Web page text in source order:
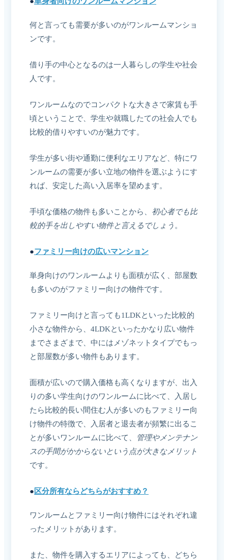
何と言っても需要が多いのがワンルームマンショ
ンです。
借り手の中心となるのは一人暮らしの学生や社会
人です。
ワンルームなのでコンパクトな大きさで家賃も手
頃ということで、学生や就職したての社会人でも
比較的借りやすいのが魅力です。
学生が多い街や通勤に便利なエリアなど、特にワ
ンルームの需要が多い立地の物件を選ぶようにす
れば、安定した高い入居率を望めます。
手頃な価格の物件も多いことから、 初心者でも比
較的手を出しやすい物件と言えるでしょう。
●ファミリー向けの広いマンション
単身向けのワンルームよりも面積が広く、部屋数
も多いのがファミリー向けの物件です。
ファミリー向けと言っても1LDKといった比較的
小さな物件から、4LDKといったかなり広い物件
までさまざまで、中にはメゾネットタイプでもっ
と部屋数が多い物件もあります。
面積が広いので購入価格も高くなりますが、出入
りの多い学生向けのワンルームに比べて、入居し
たら比較的長い間住む人が多いのもファミリー向
け物件の特徴で、入居者と退去者が頻繁に出るこ
とが多いワンルームに比べて、
管理やメンテナン
スの手間がかからないという点が大きなメリット
です。
●区分所有ならどちらがおすすめ？
ワンルームとファミリー向け物件にはそれぞれ違
ったメリットがあります。
また、物件を購入するエリアによっても、どちら